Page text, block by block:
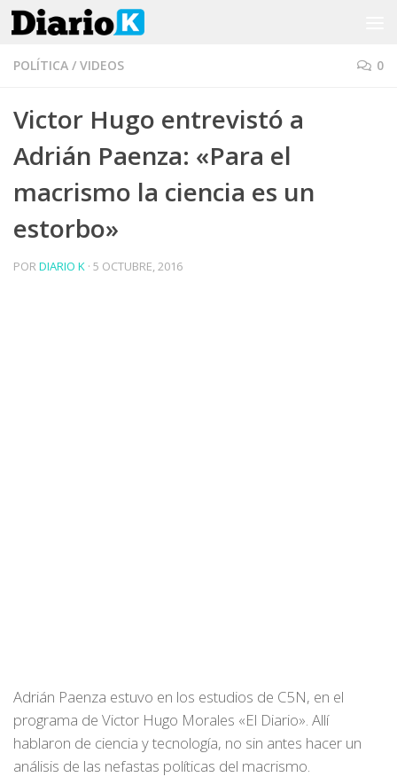
Saltar al contenido
POLÍTICA / VIDEOS 0
Victor Hugo entrevistó a
Adrián Paenza: «Para el
macrismo la ciencia es un
estorbo»
PORDIARIO K · 5 OCTUBRE, 2016
Adrián Paenza estuvo en los estudios de C5N, en el
programa de Victor Hugo Morales «El Diario». Allí
hablaron de ciencia y tecnología, no sin antes hacer un
análisis de las nefastas políticas del macrismo.